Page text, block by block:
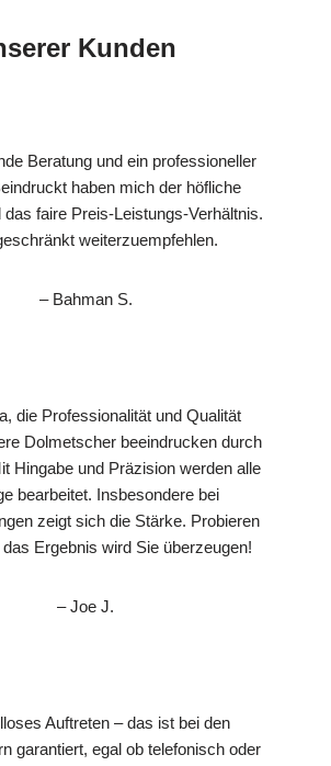
Kunden
Beratung und ein professioneller
haben mich der höfliche
das faire Preis-Leistungs-Verhältnis.
weiterzuempfehlen.
– Bahman S.
die Professionalität und Qualität
Dolmetscher beeindrucken durch
Hingabe und Präzision werden alle
bearbeitet. Insbesondere bei
zeigt sich die Stärke. Probieren
Ergebnis wird Sie überzeugen!
– Joe J.
Auftreten – das ist bei den
garantiert, egal ob telefonisch oder